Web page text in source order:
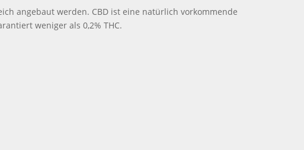
angebaut werden. CBD ist eine natürlich vorkommende
weniger als 0,2% THC.